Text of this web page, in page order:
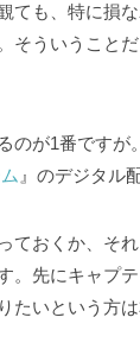
ても、特に損
そういうこと
のが1番ですが
』のデジタル
ておくか、そ
。先にキャプ
たいという方